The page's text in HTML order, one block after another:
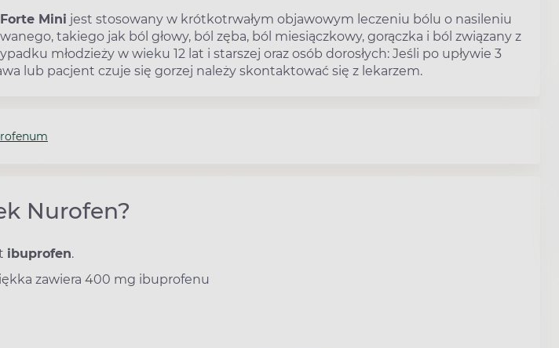
Mini jest stosowany w krótkotrwałym objawowym leczeniu bólu o nasileniu
takiego jak ból głowy, ból zęba, ból miesiączkowy, gorączka i ból związany z
młodzieży w wieku 12 lat i starszej oraz osób dorosłych: Jeśli po upływie 3
lub pacjent czuje się gorzej należy skontaktować się z lekarzem.
Nurofen?
ibuprofen.
zawiera 400 mg ibuprofenu